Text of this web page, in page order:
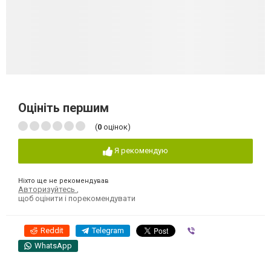
Оцініть першим
(0 оцінок)
Я рекомендую
Ніхто ще не рекомендував
Авторизуйтесь
щоб оцінити і порекомендувати
Reddit Telegram
WhatsApp